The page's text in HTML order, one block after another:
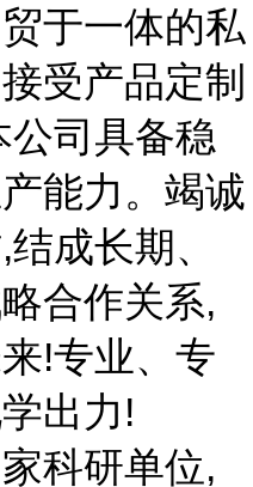
于一体的私
受产品定制
司具备稳
能力。竭诚
成长期、
合作关系,
!专业、专
出力!
科研单位,